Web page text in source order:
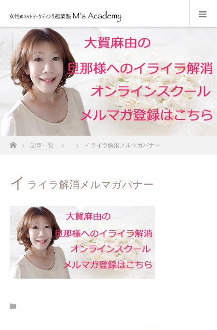
ホーム記事一覧 イライラ解消メルマガバナー
イ ライラ解消メルマガバナー